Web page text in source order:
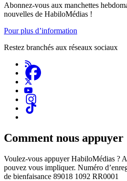
Abonnez-vous aux manchettes
nouvelles de HabiloMédias !
Pour plus d’information
Restez branchés aux réseaux sociaux
Comment nous appuyer
Voulez-vous appuyer HabiloMédias ?
pouvez vous impliquer. Numéro
de bienfaisance 89018 1092 RR0001